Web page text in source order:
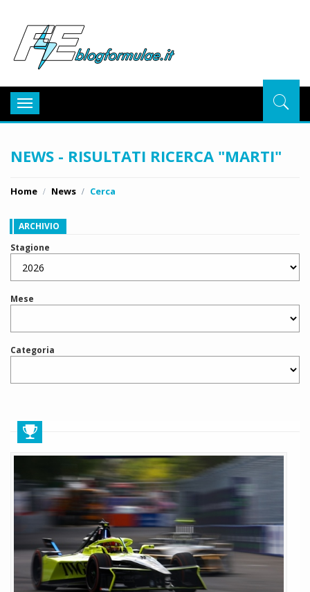
Toggle
navigation
NEWS - RISULTATI RICERCA "MARTI"
Home News Cerca
ARCHIVIO
Stagione
Mese
Categoria